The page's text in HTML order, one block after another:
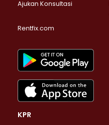
Ajukan Konsultasi
Rentfix.com
KPR